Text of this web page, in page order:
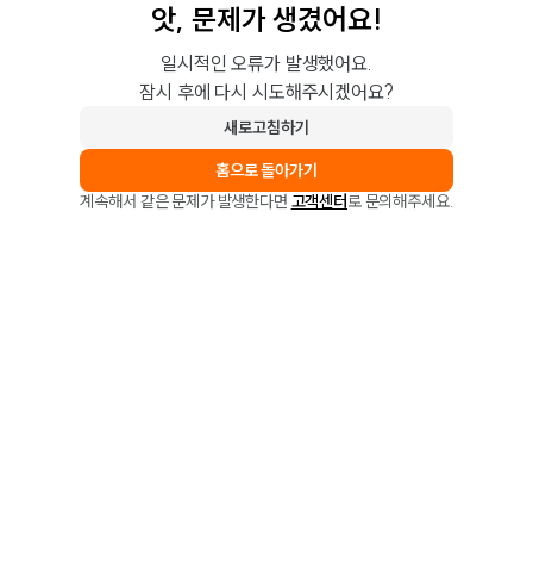
앗, 문제가 생겼어요!
일시적인 오류가 발생했어요.
잠시 후에 다시 시도해주시겠어요?
새로고침하기
홈으로 돌아가기
계속해서 같은 문제가 발생한다면 고객센터로 문의해주세요.